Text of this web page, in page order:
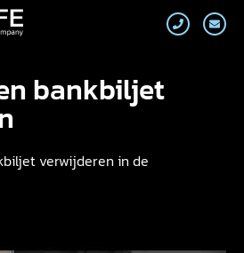
bankbiljet
verwijderen in de